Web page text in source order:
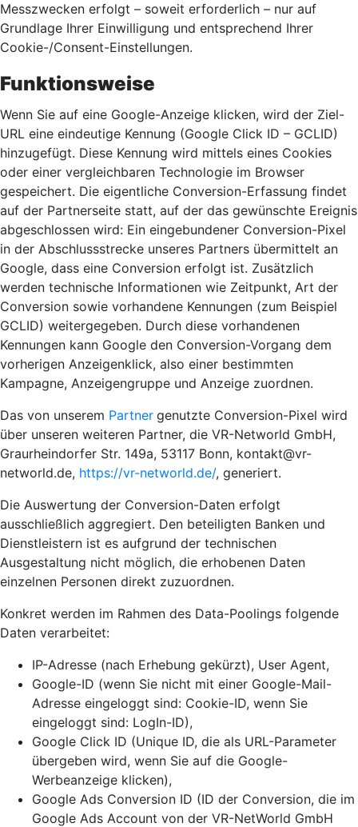
Messzwecken erfolgt – soweit erforderlich – nur auf
Grundlage Ihrer Einwilligung und entsprechend Ihrer
Cookie-/Consent-Einstellungen.
Funktionsweise
Wenn Sie auf eine Google-Anzeige klicken, wird der Ziel-
URL eine eindeutige Kennung (Google Click ID – GCLID)
hinzugefügt. Diese Kennung wird mittels eines Cookies
oder einer vergleichbaren Technologie im Browser
gespeichert. Die eigentliche Conversion-Erfassung findet
auf der Partnerseite statt, auf der das gewünschte Ereignis
abgeschlossen wird: Ein eingebundener Conversion-Pixel
in der Abschlussstrecke unseres Partners übermittelt an
Google, dass eine Conversion erfolgt ist. Zusätzlich
werden technische Informationen wie Zeitpunkt, Art der
Conversion sowie vorhandene Kennungen (zum Beispiel
GCLID) weitergegeben. Durch diese vorhandenen
Kennungen kann Google den Conversion-Vorgang dem
vorherigen Anzeigenklick, also einer bestimmten
Kampagne, Anzeigengruppe und Anzeige zuordnen.
Das von unserem Partner genutzte Conversion-Pixel wird
über unseren weiteren Partner, die VR-Networld GmbH,
Graurheindorfer Str. 149a, 53117 Bonn, kontakt@vr-
networld.de, https://vr-networld.de/, generiert.
Die Auswertung der Conversion-Daten erfolgt
ausschließlich aggregiert. Den beteiligten Banken und
Dienstleistern ist es aufgrund der technischen
Ausgestaltung nicht möglich, die erhobenen Daten
einzelnen Personen direkt zuzuordnen.
Konkret werden im Rahmen des Data-Poolings folgende
Daten verarbeitet:
IP-Adresse (nach Erhebung gekürzt), User Agent,
Google-ID (wenn Sie nicht mit einer Google-Mail-
Adresse eingeloggt sind: Cookie-ID, wenn Sie
eingeloggt sind: LogIn-ID),
Google Click ID (Unique ID, die als URL-Parameter
übergeben wird, wenn Sie auf die Google-
Werbeanzeige klicken),
Google Ads Conversion ID (ID der Conversion, die im
Google Ads Account von der VR-NetWorld GmbH